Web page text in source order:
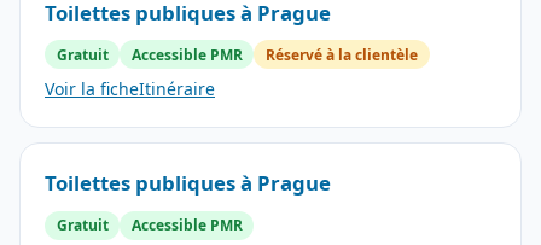
Toilettes publiques à Prague
Gratuit Accessible PMR Réservé à la clientèle
Voir la ficheItinéraire
Toilettes publiques à Prague
Gratuit Accessible PMR